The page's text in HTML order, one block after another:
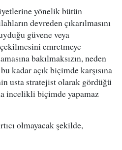
yönelik bütün
devreden çıkarılmasını
güvene veya
emretmeye
bakılmaksızın, neden
kadar açık biçimde karşısına
usta stratejist olarak gördüğü
incelikli biçimde yapamaz
olmayacak şekilde,